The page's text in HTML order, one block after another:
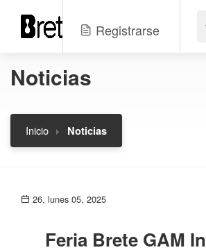
Registrarse
Noticias
Inicio Noticias
26, lunes 05, 2025
Feria Brete GAM